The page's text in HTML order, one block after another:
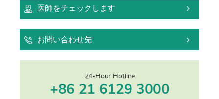
医師をチェックします
お問い合わせ先
24-Hour Hotline
+86 21 6129 3000